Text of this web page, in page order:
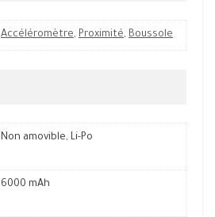
Accéléromètre, Proximité, Boussole
Non amovible, Li-Po
6000 mAh